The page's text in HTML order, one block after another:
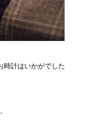
時計はいかがでした